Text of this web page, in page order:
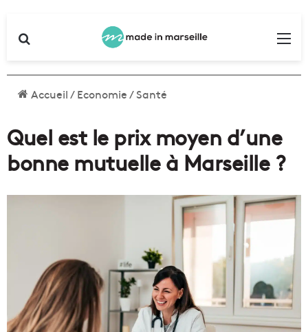
Accueil/Economie/Santé
Quel est le prix moyen d’une
bonne mutuelle à Marseille ?